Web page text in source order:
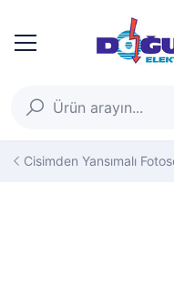
Cisimden Yansımalı